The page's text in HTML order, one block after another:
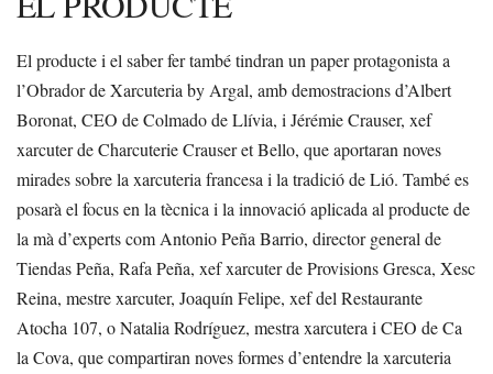
El producte i el saber fer també tindran un paper protagonista a
l’Obrador de Xarcuteria by Argal, amb demostracions d’Albert
Boronat, CEO de Colmado de Llívia, i Jérémie Crauser, xef
xarcuter de Charcuterie Crauser et Bello, que aportaran noves
mirades sobre la xarcuteria francesa i la tradició de Lió. També es
posarà el focus en la tècnica i la innovació aplicada al producte de
la mà d’experts com Antonio Peña Barrio, director general de
Tiendas Peña, Rafa Peña, xef xarcuter de Provisions Gresca, Xesc
Reina, mestre xarcuter, Joaquín Felipe, xef del Restaurante
Atocha 107, o Natalia Rodríguez, mestra xarcutera i CEO de Ca
la Cova, que compartiran noves formes d’entendre la xarcuteria